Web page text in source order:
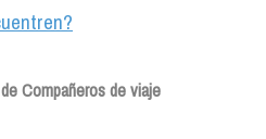
Compañeros de viaje